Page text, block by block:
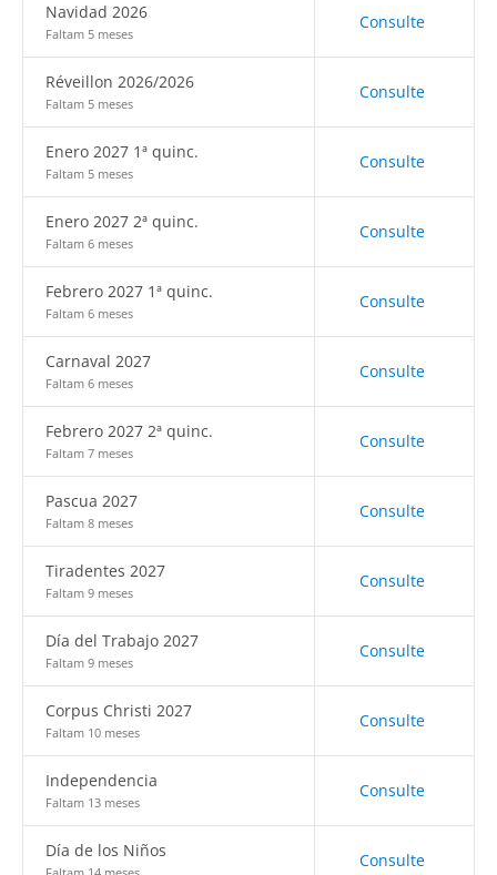
Navidad 2026
Faltam 5 meses
Consulte
Réveillon 2026/2026
Faltam 5 meses
Consulte
Enero 2027 1ª quinc.
Faltam 5 meses
Consulte
Enero 2027 2ª quinc.
Faltam 6 meses
Consulte
Febrero 2027 1ª quinc.
Faltam 6 meses
Consulte
Carnaval 2027
Faltam 6 meses
Consulte
Febrero 2027 2ª quinc.
Faltam 7 meses
Consulte
Pascua 2027
Faltam 8 meses
Consulte
Tiradentes 2027
Faltam 9 meses
Consulte
Día del Trabajo 2027
Faltam 9 meses
Consulte
Corpus Christi 2027
Faltam 10 meses
Consulte
Independencia
Faltam 13 meses
Consulte
Día de los Niños Consulte